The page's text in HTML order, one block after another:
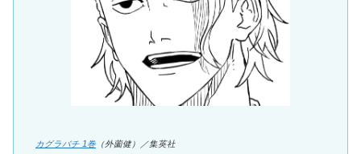
カグラバチ 1巻 （外薗健）／集英社